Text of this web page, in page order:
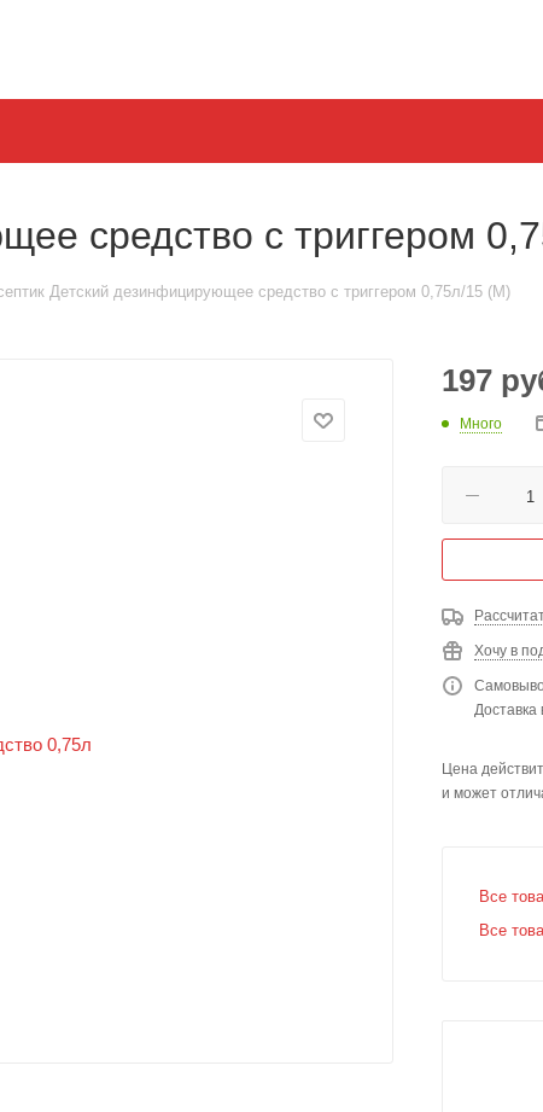
средство с триггером
Детский дезинфицирующее средство с триггером 0,75л/15 (М)
197
Много
Хочу в
Доставка
Цена
и может
Все
Все